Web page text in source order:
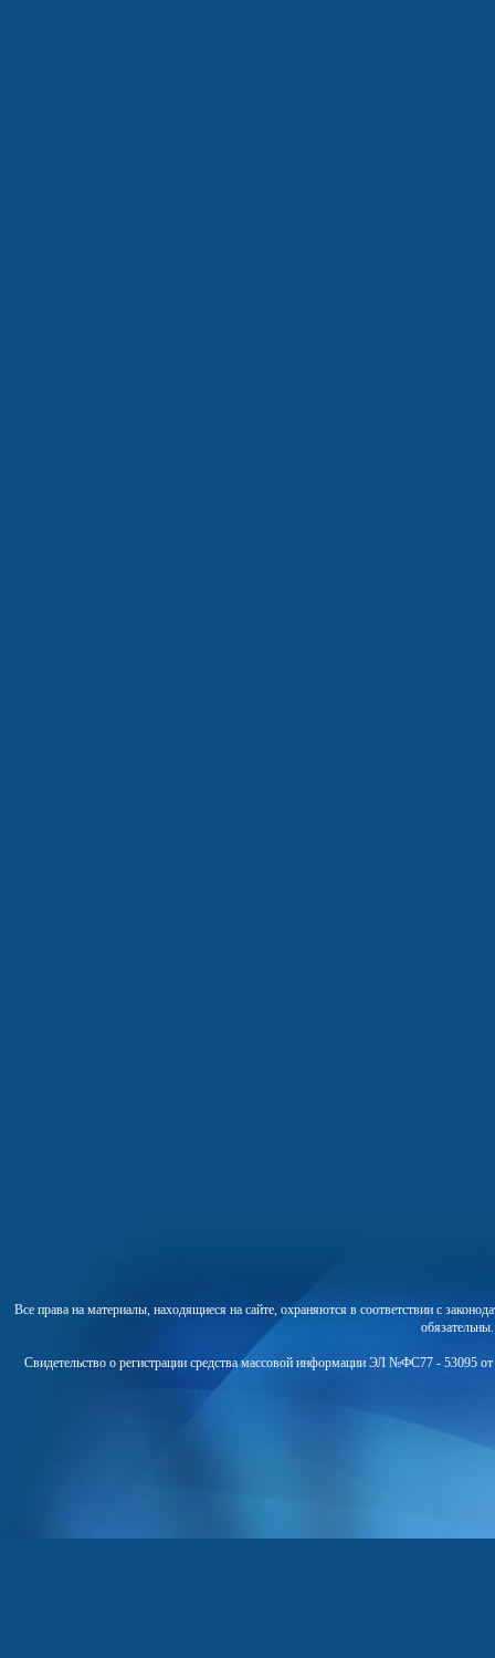
Все права на материалы, находящиеся на сайте, охраняются в соответствии с
Свидетельство о регистрации средства массовой информации ЭЛ №ФС77 - 53095